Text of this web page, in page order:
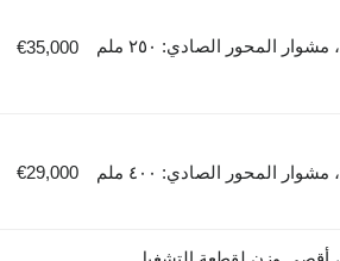
€35,000
€29,000